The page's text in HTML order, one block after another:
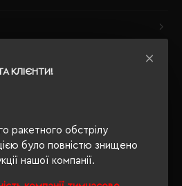
КЛІЄНТИ!
ракетного обстрілу
було повністю знищено
нашої компанії.